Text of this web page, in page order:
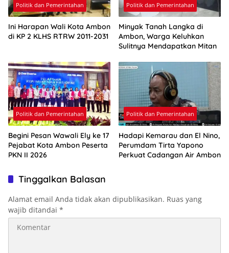
Politik dan Pemerintahan
Ini Harapan Wali Kota Ambon
di KP 2 KLHS RTRW 2011-2031
Politik dan Pemerintahan
Minyak Tanah Langka di
Ambon, Warga Keluhkan
Sulitnya Mendapatkan Mitan
Politik dan Pemerintahan
Begini Pesan Wawali Ely ke 17
Pejabat Kota Ambon Peserta
PKN II 2026
Politik dan Pemerintahan
Hadapi Kemarau dan El Nino,
Perumdam Tirta Yapono
Perkuat Cadangan Air Ambon
Tinggalkan Balasan
Alamat email Anda tidak akan dipublikasikan. Ruas yang
wajib ditandai *